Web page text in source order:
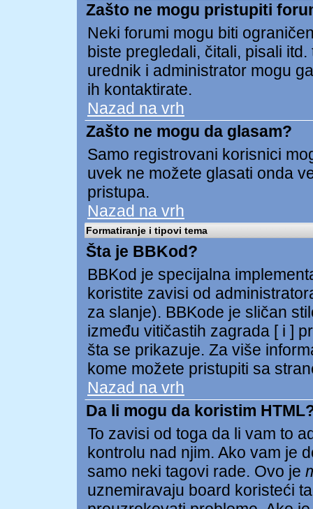
Zašto ne mogu pristupiti
Neki forumi mogu biti
biste pregledali, čitali, pisali
urednik i administrator mogu
ih kontaktirate.
Nazad na vrh
Zašto ne mogu da glasam?
Samo registrovani korisnici
uvek ne možete glasati onda
pristupa.
Nazad na vrh
Formatiranje i tipovi tema
Šta je BBKod?
BBKod je specijalna
koristite zavisi od
za slanje). BBKode je sličan
između vitičastih zagrada [ i ]
šta se prikazuje. Za više
kome možete pristupiti sa
Nazad na vrh
Da li mogu da koristim
To zavisi od toga da li vam to
kontrolu nad njim. Ako vam je
samo neki tagovi rade. Ovo je
uznemiravaju board koristeći